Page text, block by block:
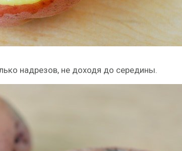
надрезов, не доходя до середины.